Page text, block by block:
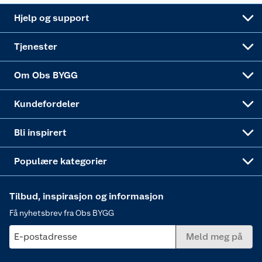
Hjelp og support
Tjenester
Om Obs BYGG
Kundefordeler
Bli inspirert
Populære kategorier
Tilbud, inspirasjon og informasjon
Få nyhetsbrev fra Obs BYGG
E-postadresse Meld meg på